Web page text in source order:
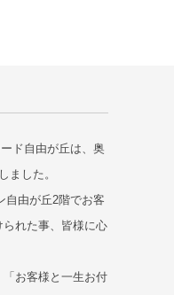
ド自由が丘は、奥
ました。
自由が丘2階でお客
れた事、皆様に心
お客様と一生お付